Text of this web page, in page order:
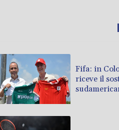
Fifa: in
riceve il